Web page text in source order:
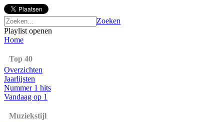
Zoeken
Playlist openen
Home
Top 40
Overzichten
Jaarlijsten
Nummer 1 hits
Vandaag op 1
Muziekstijl